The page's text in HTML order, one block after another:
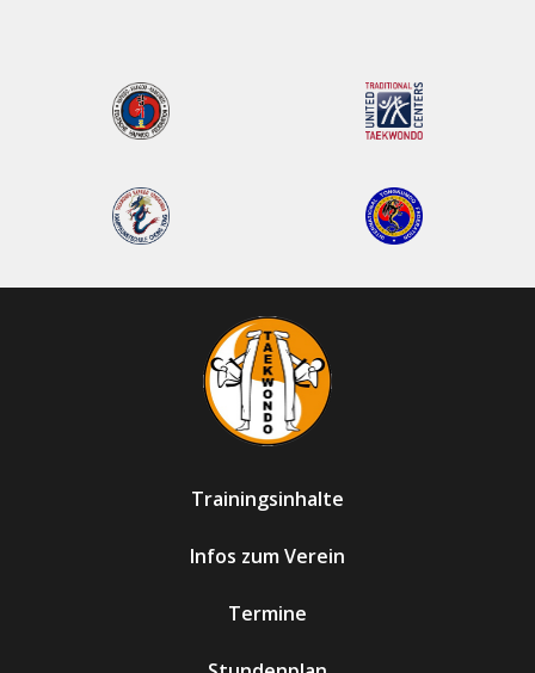
Trainingsinhalte
Infos zum Verein
Termine